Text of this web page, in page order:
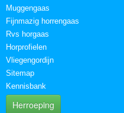
Muggengaas
Fijnmazig horrengaas
Rvs horgaas
Horprofielen
Vliegengordijn
Sitemap
Kennisbank
Herroeping